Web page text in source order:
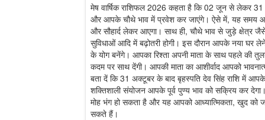
मेष वार्षिक राशिफल 2026 कहता है कि 02 जून से लेकर
और आपके चौथे भाव में प्रवेश कर जाएंगे। ऐसे में, यह समय
और सौहार्द लेकर आएगा। साथ ही, चौथे भाव से जुड़े क्षेत्र
सुविधाओं आदि में बढ़ोतरी होगी। इस दौरान आपके नया घर
के योग बनेंगे। आपका रिश्ता अपनी माता के साथ पहले की
कदम पर साथ देंगी। आपकी माता का आशीर्वाद आपको
बता दें कि 31 अक्टूबर के बाद बृहस्पति देव सिंह राशि में
शक्तिशाली संयोजन आपके पूर्व पुण्य भाव को सक्रिय कर
मोह भंग हो सकता है और यह आपको आध्यात्मिकता, खुद को
सकते हैं।